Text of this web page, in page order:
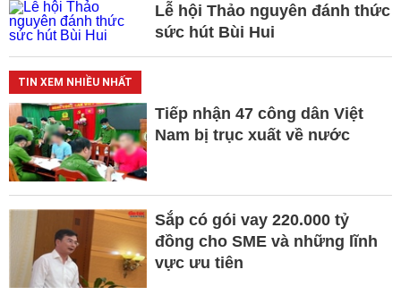
Lễ hội Thảo nguyên đánh thức
sức hút Bùi Hui
TIN XEM NHIỀU NHẤT
Tiếp nhận 47 công dân Việt
Nam bị trục xuất về nước
Sắp có gói vay 220.000 tỷ
đồng cho SME và những lĩnh
vực ưu tiên